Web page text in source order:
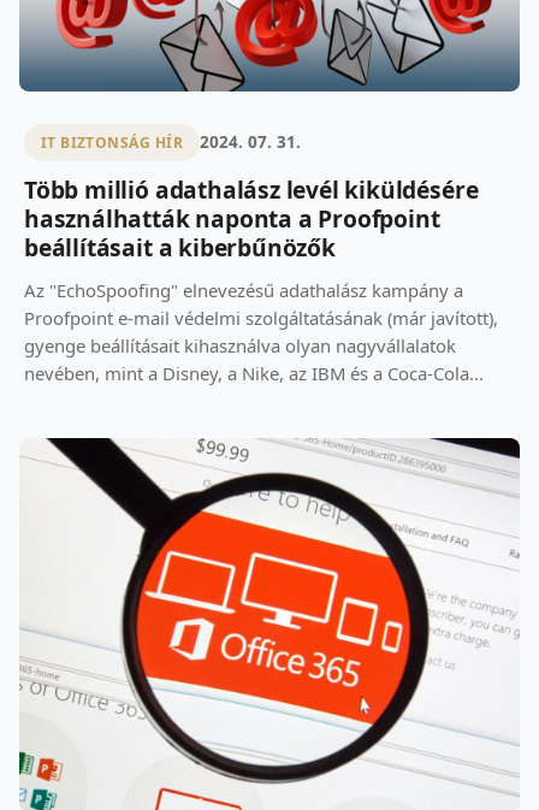
IT BIZTONSÁG HÍR 2024. 07. 31.
Több millió adathalász levél kiküldésére
használhatták naponta a Proofpoint
beállításait a kiberbűnözők
Az "EchoSpoofing" elnevezésű adathalász kampány a
Proofpoint e-mail védelmi szolgáltatásának (már javított),
gyenge beállításait kihasználva olyan nagyvállalatok
nevében, mint a Disney, a Nike, az IBM és a Coca-Cola...